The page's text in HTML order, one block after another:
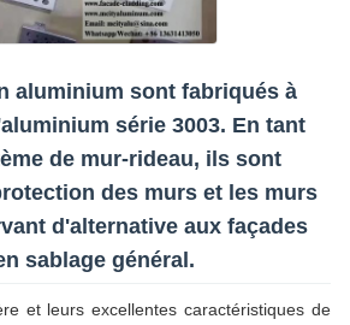
aluminium sont fabriqués à
série 3003. En tant
de mur-rideau, ils sont
des murs et les murs
d'alternative aux façades
sablage général.
et leurs excellentes caractéristiques de